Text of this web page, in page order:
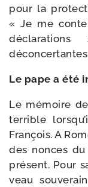
pour la
« Je me
déconcertantes
Le pape a été
Le mémoire
ter­rible
François. A
des nonces
pré­sent. Pour
veau